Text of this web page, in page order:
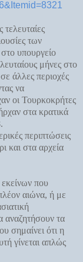
τελευταίες
των
υπουργείο
μήνες στο
άλλες περιοχές
να
οι Τουρκοκρήτες
στα κρατικά
περιπτώσεις
και στα αρχεία
εκείνων που
αιώνα, ή με
αναζητήσουν τα
σημαίνει ότι η
γίνεται απλώς